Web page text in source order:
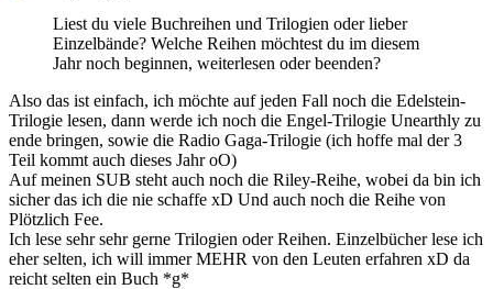
Liest du viele Buchreihen und Trilogien oder lieber
Einzelbände? Welche Reihen möchtest du im diesem
Jahr noch beginnen, weiterlesen oder beenden?
Also das ist einfach, ich möchte auf jeden Fall noch die Edelstein-
Trilogie lesen, dann werde ich noch die Engel-Trilogie Unearthly zu
ende bringen, sowie die Radio Gaga-Trilogie (ich hoffe mal der 3
Teil kommt auch dieses Jahr oO)
Auf meinen SUB steht auch noch die Riley-Reihe, wobei da bin ich
sicher das ich die nie schaffe xD Und auch noch die Reihe von
Plötzlich Fee.
Ich lese sehr sehr gerne Trilogien oder Reihen. Einzelbücher lese ich
eher selten, ich will immer MEHR von den Leuten erfahren xD da
reicht selten ein Buch *g*